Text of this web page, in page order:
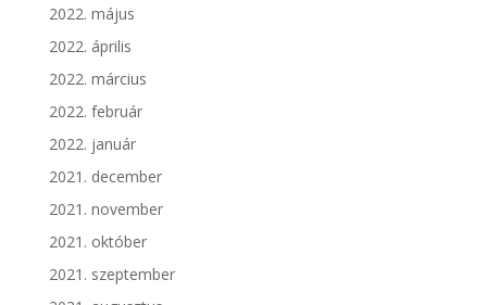
2022. május
2022. április
2022. március
2022. február
2022. január
2021. december
2021. november
2021. október
2021. szeptember